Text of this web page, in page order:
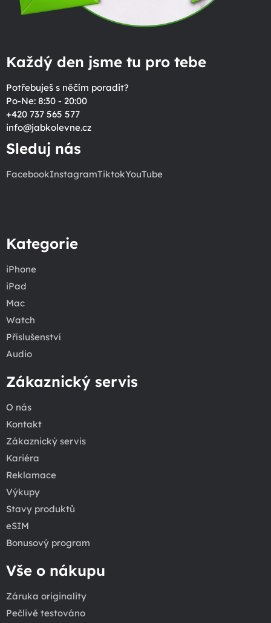
Každý den jsme tu pro tebe
Potřebuješ s něčím poradit?
Po-Ne: 8:30 - 20:00
+420 737 565 577
info@jabkolevne.cz
Sleduj nás
FacebookInstagramTiktokYouTube
Kategorie
iPhone
iPad
Mac
Watch
Příslušenství
Audio
Zákaznický servis
O nás
Kontakt
Zákaznický servis
Kariéra
Reklamace
Výkupy
Stavy produktů
eSIM
Bonusový program
Vše o nákupu
Záruka originality
Pečlivě testováno